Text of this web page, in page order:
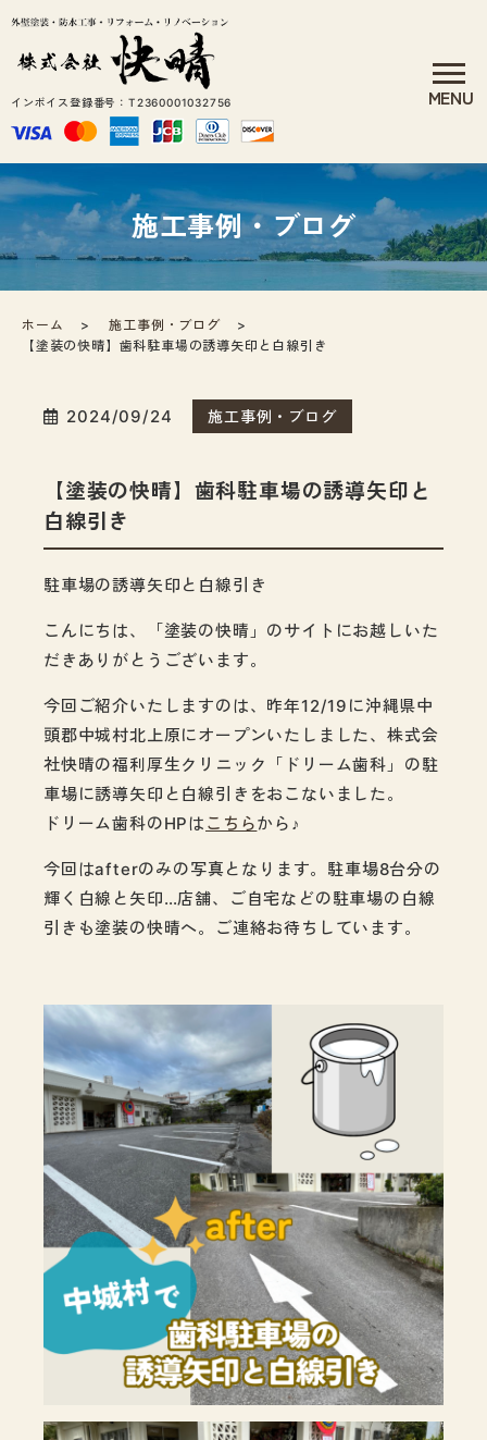
インボイス登録番号：T2360001032756
施工事例・ブログ
ホーム
施工事例・ブログ
【塗装の快晴】歯科駐車場の誘導矢印と白線引き
2024/09/24 施工事例・ブログ
【塗装の快晴】歯科駐車場の誘導矢印と
白線引き
駐車場の誘導矢印と白線引き
こんにちは、「塗装の快晴」のサイトにお越しいた
だきありがとうございます。
今回ご紹介いたしますのは、昨年12/19に沖縄県中
頭郡中城村北上原にオープンいたしました、株式会
社快晴の福利厚生クリニック「ドリーム歯科」の駐
車場に誘導矢印と白線引きをおこないました。
ドリーム歯科のHPは こちらから♪
今回はafterのみの写真となります。駐車場8台分の
輝く白線と矢印…店舗、ご自宅などの駐車場の白線
引きも塗装の快晴へ。ご連絡お待ちしています。